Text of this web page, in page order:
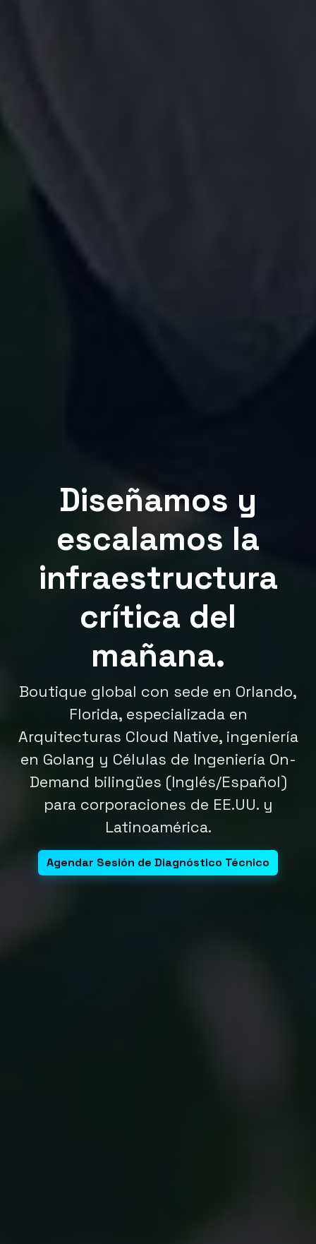
Diseñamos y
escalamos la
infraestructura
crítica del
mañana.
Boutique global con sede en Orlando,
Florida, especializada en
Arquitecturas Cloud Native, ingeniería
en Golang y Células de Ingeniería On-
Demand bilingües (Inglés/Español)
para corporaciones de EE.UU. y
Latinoamérica.
Agendar Sesión de Diagnóstico Técnico